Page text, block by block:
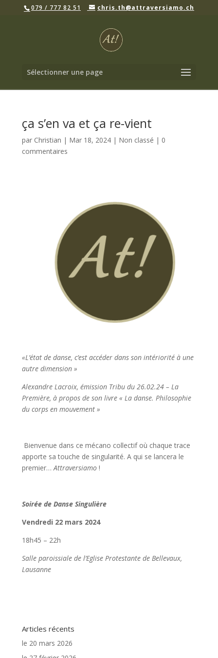
079 / 777 82 51 chris.th@attraversiamo.ch
Sélectionner une page
ça s’en va et ça re-vient
par Christian | Mar 18, 2024| Non classé | 0
commentaires
«L’état de danse, c’est accéder dans son intériorité à une
autre dimension »
Alexandre Lacroix, émission Tribu du 26.02.24 – La
Première, à propos de son livre « La danse. Philosophie
du corps en mouvement »
Bienvenue dans ce mécano collectif où chaque trace
apporte sa touche de singularité. A qui se lancera le
premier…Attraversiamo!
Soirée de Danse Singulière
Vendredi 22 mars 2024
18h45 – 22h
Salle paroissiale de l’Eglise Protestante de Bellevaux,
Lausanne
Articles récents
le 20 mars 2026